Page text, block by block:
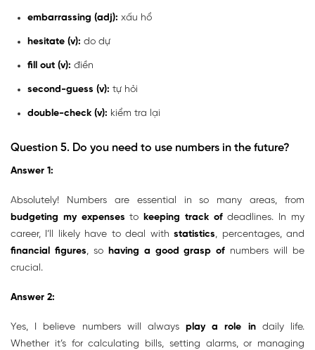
embarrassing (adj): xấu hổ
hesitate (v): do dự
fill out (v): điền
second-guess (v): tự hỏi
double-check (v): kiểm tra lại
Question 5. Do you need to use numbers in the future?
Answer 1:
Absolutely! Numbers are essential in so many areas, from
budgeting my expenses to keeping track ofdeadlines. In my
career, I’ll likely have to deal withstatistics, percentages, and
financial figures, so having a good grasp of numbers will be
crucial.
Answer 2:
Yes, I believe numbers will alwaysplay a role indaily life.
Whether it’s for calculating bills, setting alarms, or managing